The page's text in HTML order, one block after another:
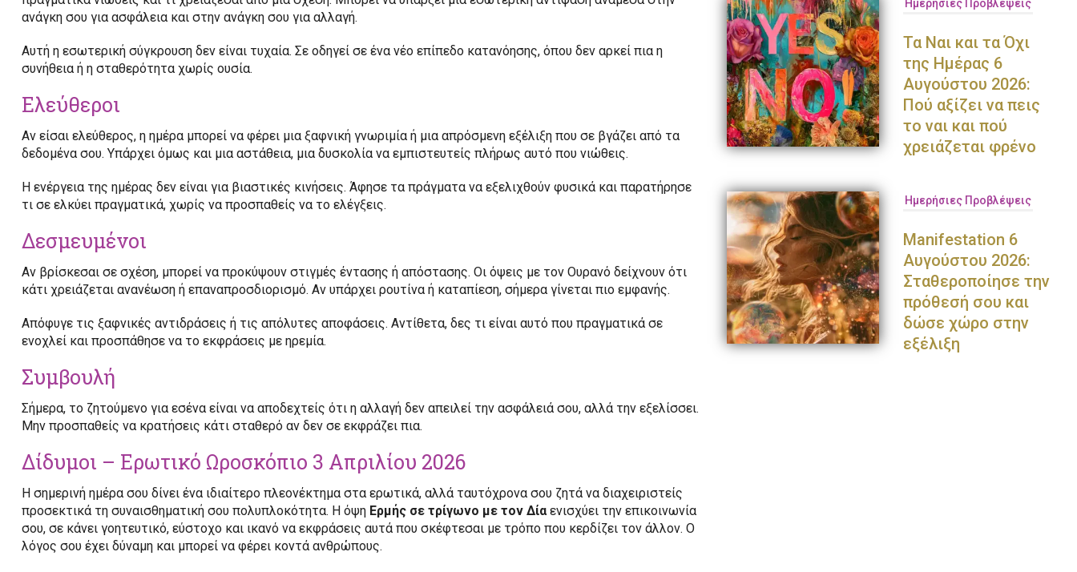
ανάγκη σου για ασφάλεια και στην ανάγκη σου για αλλαγή.
Αυτή η εσωτερική σύγκρουση δεν είναι τυχαία. Σε οδηγεί σε ένα νέο επίπεδο κατανόησης, όπου δεν αρκεί πια η
συνήθεια ή η σταθερότητα χωρίς ουσία.
Ελεύθεροι
Αν είσαι ελεύθερος, η ημέρα μπορεί να φέρει μια ξαφνική γνωριμία ή μια απρόσμενη εξέλιξη που σε βγάζει από τα
δεδομένα σου. Υπάρχει όμως και μια αστάθεια, μια δυσκολία να εμπιστευτείς πλήρως αυτό που νιώθεις.
Η ενέργεια της ημέρας δεν είναι για βιαστικές κινήσεις. Άφησε τα πράγματα να εξελιχθούν φυσικά και παρατήρησε
τι σε ελκύει πραγματικά, χωρίς να προσπαθείς να το ελέγξεις.
Δεσμευμένοι
Αν βρίσκεσαι σε σχέση, μπορεί να προκύψουν στιγμές έντασης ή απόστασης. Οι όψεις με τον Ουρανό δείχνουν ότι
κάτι χρειάζεται ανανέωση ή επαναπροσδιορισμό. Αν υπάρχει ρουτίνα ή καταπίεση, σήμερα γίνεται πιο εμφανής.
Απόφυγε τις ξαφνικές αντιδράσεις ή τις απόλυτες αποφάσεις. Αντίθετα, δες τι είναι αυτό που πραγματικά σε
ενοχλεί και προσπάθησε να το εκφράσεις με ηρεμία.
Συμβουλή
Σήμερα, το ζητούμενο για εσένα είναι να αποδεχτείς ότι η αλλαγή δεν απειλεί την ασφάλειά σου, αλλά την εξελίσσει.
Μην προσπαθείς να κρατήσεις κάτι σταθερό αν δεν σε εκφράζει πια.
Δίδυμοι – Ερωτικό Ωροσκόπιο 3 Απριλίου 2026
Η σημερινή ημέρα σου δίνει ένα ιδιαίτερο πλεονέκτημα στα ερωτικά, αλλά ταυτόχρονα σου ζητά να διαχειριστείς
προσεκτικά τη συναισθηματική σου πολυπλοκότητα. Η όψη Ερμής σε τρίγωνο με τον Δίαενισχύει την επικοινωνία
σου, σε κάνει γοητευτικό, εύστοχο και ικανό να εκφράσεις αυτά που σκέφτεσαι με τρόπο που κερδίζει τον άλλον. Ο
λόγος σου έχει δύναμη και μπορεί να φέρει κοντά ανθρώπους.
Ημερήσιες Προβλέψεις
Τα Ναι και τα Όχι
της Ημέρας 6
Αυγούστου 2026:
Πού αξίζει να πεις
το ναι και πού
χρειάζεται φρένο
Ημερήσιες Προβλέψεις
Manifestation 6
Αυγούστου 2026:
Σταθεροποίησε την
πρόθεσή σου και
δώσε χώρο στην
εξέλιξη